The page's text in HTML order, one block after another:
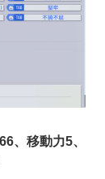
、移動力5、